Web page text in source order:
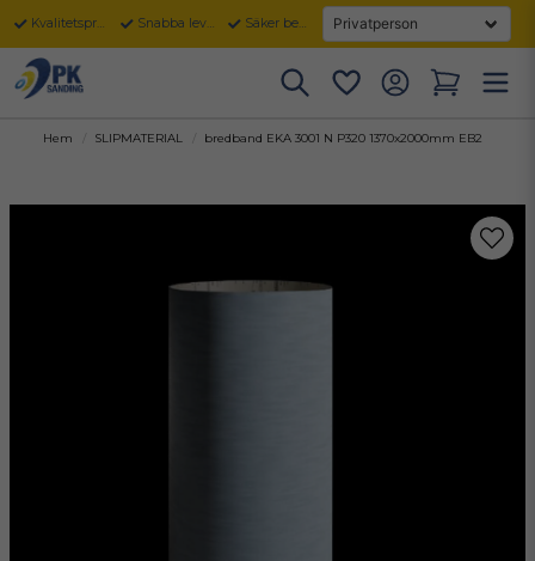
Kvalitetsprodukter Snabba leveranser Säker betalning
Hem SLIPMATERIAL bredband EKA 3001 N P320 1370x2000mm EB2